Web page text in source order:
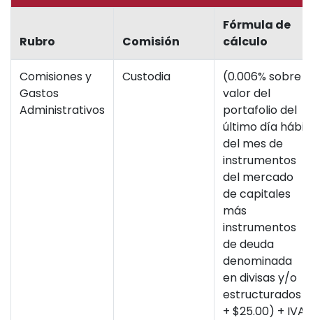
Rubro Comisión
Fórmula de
cálculo
Comisiones y
Gastos
Administrativos
Custodia
(0.006% sobre
valor del
portafolio del
último día hábil
del mes de
instrumentos
del mercado
de capitales
más
instrumentos
de deuda
denominada
en divisas y/o
estructurados
+ $25.00) + IVA